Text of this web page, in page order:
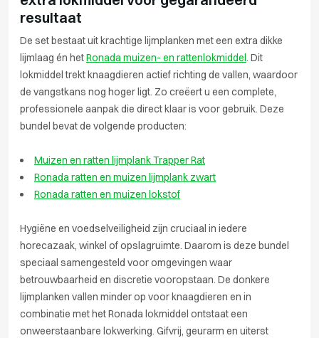
resultaat
De set bestaat uit krachtige lijmplanken met een extra dikke
lijmlaag én hetRonada muizen- en rattenlokmiddel. Dit
lokmiddel trekt knaagdieren actief richting de vallen, waardoor
de vangstkans nog hoger ligt. Zo creëert u een complete,
professionele aanpak die direct klaar is voor gebruik. Deze
bundel bevat de volgende producten:
Muizen en ratten lijmplank Trapper Rat
Ronada ratten en muizen lijmplank zwart
Ronada ratten en muizen lokstof
Hygiëne en voedselveiligheid zijn cruciaal in iedere
horecazaak, winkel of opslagruimte. Daarom is deze bundel
speciaal samengesteld voor omgevingen waar
betrouwbaarheid en discretie vooropstaan. De donkere
lijmplanken vallen minder op voor knaagdieren en in
combinatie met het Ronada lokmiddel ontstaat een
onweerstaanbare lokwerking. Gifvrij, geurarm en uiterst